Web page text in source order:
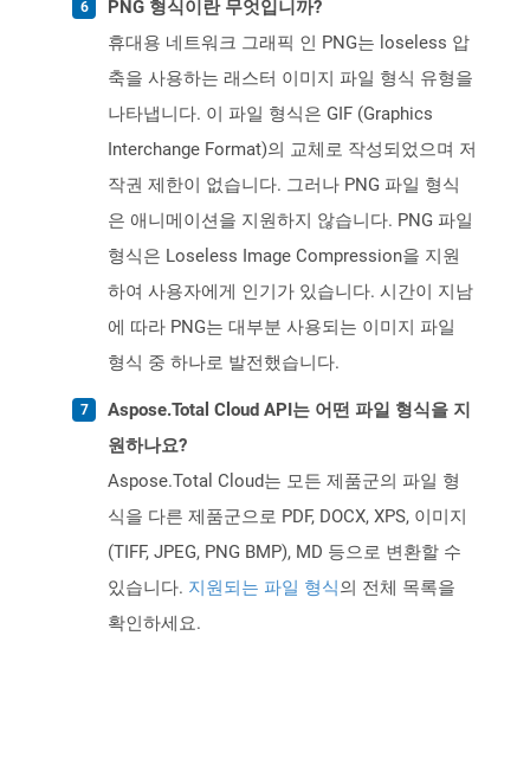
PNG 형식이란 무엇입니까?
휴대용 네트워크 그래픽 인 PNG는 loseless 압
축을 사용하는 래스터 이미지 파일 형식 유형을
나타냅니다. 이 파일 형식은 GIF (Graphics
Interchange Format)의 교체로 작성되었으며 저
작권 제한이 없습니다. 그러나 PNG 파일 형식
은 애니메이션을 지원하지 않습니다. PNG 파일
형식은 Loseless Image Compression을 지원
하여 사용자에게 인기가 있습니다. 시간이 지남
에 따라 PNG는 대부분 사용되는 이미지 파일
형식 중 하나로 발전했습니다.
Aspose.Total Cloud API는 어떤 파일 형식을 지
원하나요?
Aspose.Total Cloud는 모든 제품군의 파일 형
식을 다른 제품군으로 PDF, DOCX, XPS, 이미지
(TIFF, JPEG, PNG BMP), MD 등으로 변환할 수
있습니다. 지원되는 파일 형식의 전체 목록을
확인하세요.